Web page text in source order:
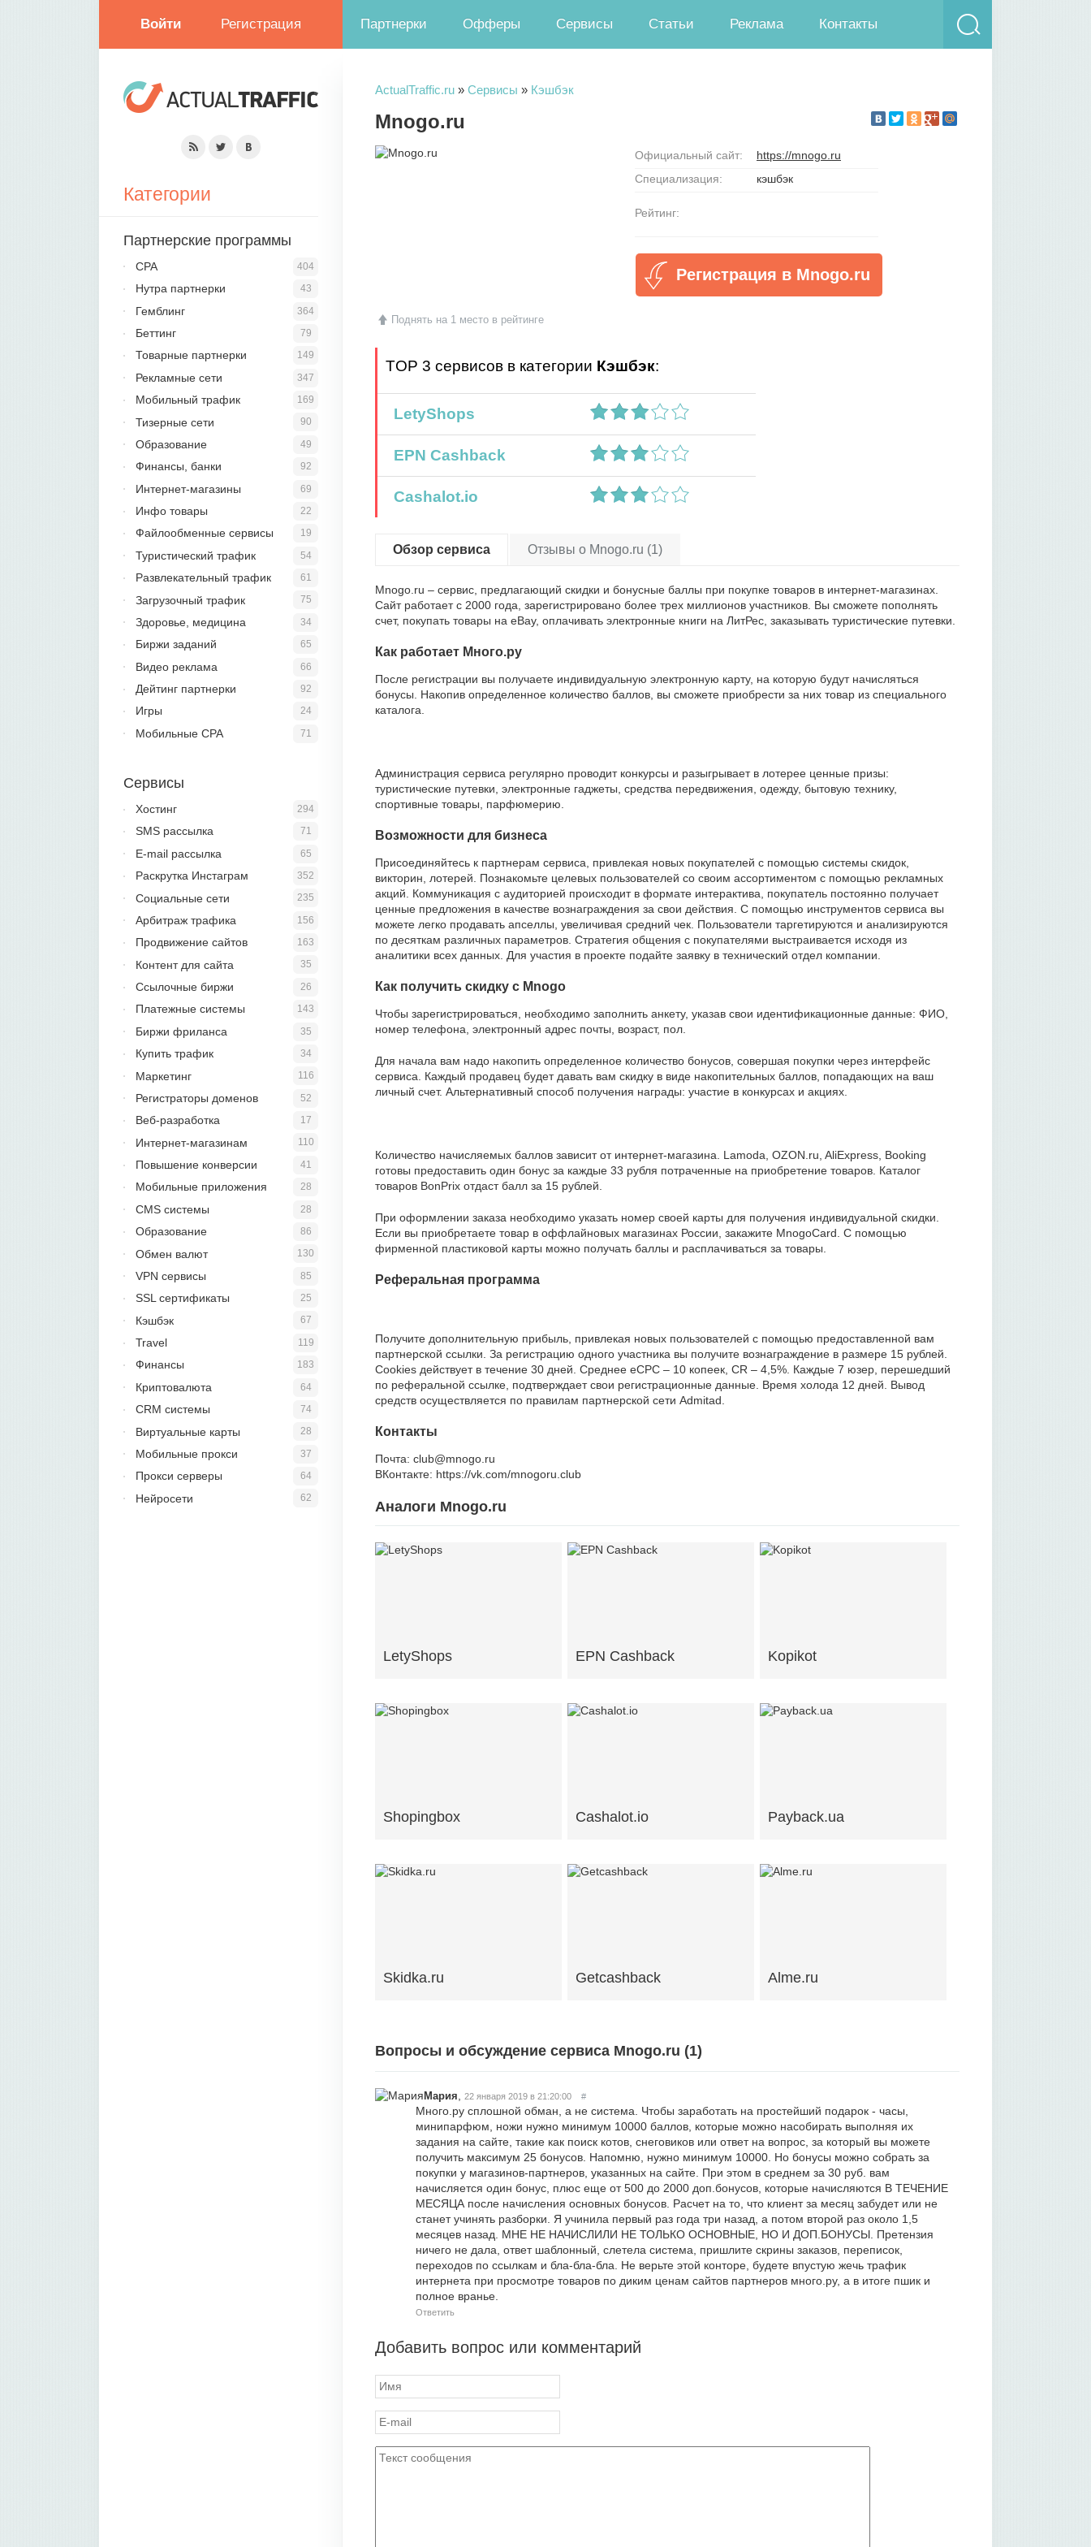
Войти Регистрация Партнерки Офферы Сервисы Статьи Реклама Контакты
ActualTraffic.ru » Сервисы » Кэшбэк
Mnogo.ru
Поднять на 1 место в рейтинге
Официальный сайт:
https://mnogo.ru
Специализация:
кэшбэк
Рейтинг:
Регистрация в Mnogo.ru
TOP 3 сервисов в категории Кэшбэк:
LetyShops
EPN Cashback
Cashalot.io
Обзор сервиса Отзывы о Mnogo.ru (1)
Mnogo.ru – сервис, предлагающий скидки и бонусные баллы при покупке товаров в интернет-магазинах.
Сайт работает с 2000 года, зарегистрировано более трех миллионов участников. Вы сможете пополнять
счет, покупать товары на eBay, оплачивать электронные книги на ЛитРес, заказывать туристические путевки.
Как работает Много.ру
После регистрации вы получаете индивидуальную электронную карту, на которую будут начисляться
бонусы. Накопив определенное количество баллов, вы сможете приобрести за них товар из специального
каталога.
Администрация сервиса регулярно проводит конкурсы и разыгрывает в лотерее ценные призы:
туристические путевки, электронные гаджеты, средства передвижения, одежду, бытовую технику,
спортивные товары, парфюмерию.
Возможности для бизнеса
Присоединяйтесь к партнерам сервиса, привлекая новых покупателей с помощью системы скидок,
викторин, лотерей. Познакомьте целевых пользователей со своим ассортиментом с помощью рекламных
акций. Коммуникация с аудиторией происходит в формате интерактива, покупатель постоянно получает
ценные предложения в качестве вознаграждения за свои действия. С помощью инструментов сервиса вы
можете легко продавать апселлы, увеличивая средний чек. Пользователи таргетируются и анализируются
по десяткам различных параметров. Стратегия общения с покупателями выстраивается исходя из
аналитики всех данных. Для участия в проекте подайте заявку в технический отдел компании.
Как получить скидку с Mnogo
Чтобы зарегистрироваться, необходимо заполнить анкету, указав свои идентификационные данные: ФИО,
номер телефона, электронный адрес почты, возраст, пол.
Для начала вам надо накопить определенное количество бонусов, совершая покупки через интерфейс
сервиса. Каждый продавец будет давать вам скидку в виде накопительных баллов, попадающих на ваш
личный счет. Альтернативный способ получения награды: участие в конкурсах и акциях.
Количество начисляемых баллов зависит от интернет-магазина. Lamoda, OZON.ru, AliExpress, Booking
готовы предоставить один бонус за каждые 33 рубля потраченные на приобретение товаров. Каталог
товаров BonPrix отдаст балл за 15 рублей.
При оформлении заказа необходимо указать номер своей карты для получения индивидуальной скидки.
Если вы приобретаете товар в оффлайновых магазинах России, закажите MnogoCard. С помощью
фирменной пластиковой карты можно получать баллы и расплачиваться за товары.
Реферальная программа
Получите дополнительную прибыль, привлекая новых пользователей с помощью предоставленной вам
партнерской ссылки. За регистрацию одного участника вы получите вознаграждение в размере 15 рублей.
Cookies действует в течение 30 дней. Среднее eCPC – 10 копеек, CR – 4,5%. Каждые 7 юзер, перешедший
по реферальной ссылке, подтверждает свои регистрационные данные. Время холода 12 дней. Вывод
средств осуществляется по правилам партнерской сети Admitad.
Контакты
Почта: club@mnogo.ru
ВКонтакте: https://vk.com/mnogoru.club
Аналоги Mnogo.ru
LetyShops EPN Cashback Kopikot
Shopingbox Cashalot.io Payback.ua
Skidka.ru Getcashback Alme.ru
Вопросы и обсуждение сервиса Mnogo.ru (1)
Мария 22 января 2019 в 21:20:00 #
Много.ру сплошной обман, а не система. Чтобы заработать на простейший подарок - часы,
минипарфюм, ножи нужно минимум 10000 баллов, которые можно насобирать выполняя их
задания на сайте, такие как поиск котов, снеговиков или ответ на вопрос, за который вы можете
получить максимум 25 бонусов. Напомню, нужно минимум 10000. Но бонусы можно собрать за
покупки у магазинов-партнеров, указанных на сайте. При этом в среднем за 30 руб. вам
начисляется один бонус, плюс еще от 500 до 2000 доп.бонусов, которые начисляются В ТЕЧЕНИЕ
МЕСЯЦА после начисления основных бонусов. Расчет на то, что клиент за месяц забудет или не
станет учинять разборки. Я учинила первый раз года три назад, а потом второй раз около 1,5
месяцев назад. МНЕ НЕ НАЧИСЛИЛИ НЕ ТОЛЬКО ОСНОВНЫЕ, НО И ДОП.БОНУСЫ. Претензия
ничего не дала, ответ шаблонный, слетела система, пришлите скрины заказов, переписок,
переходов по ссылкам и бла-бла-бла. Не верьте этой конторе, будете впустую жечь трафик
интернета при просмотре товаров по диким ценам сайтов партнеров много.ру, а в итоге пшик и
полное вранье.
Ответить
Добавить вопрос или комментарий
Категории
Партнерские программы
404
CPA
43
Нутра партнерки
364
Гемблинг
79
Беттинг
149
Товарные партнерки
347
Рекламные сети
169
Мобильный трафик
90
Тизерные сети
49
Образование
92
Финансы, банки
69
Интернет-магазины
22
Инфо товары
19
Файлообменные сервисы
54
Туристический трафик
61
Развлекательный трафик
75
Загрузочный трафик
34
Здоровье, медицина
65
Биржи заданий
66
Видео реклама
92
Дейтинг партнерки
24
Игры
71
Мобильные CPA
Сервисы
294
Хостинг
71
SMS рассылка
65
E-mail рассылка
352
Раскрутка Инстаграм
235
Социальные сети
156
Арбитраж трафика
163
Продвижение сайтов
35
Контент для сайта
26
Ссылочные биржи
143
Платежные системы
35
Биржи фриланса
34
Купить трафик
116
Маркетинг
52
Регистраторы доменов
17
Веб-разработка
110
Интернет-магазинам
41
Повышение конверсии
28
Мобильные приложения
28
CMS системы
86
Образование
130
Обмен валют
85
VPN сервисы
25
SSL сертификаты
67
Кэшбэк
119
Travel
183
Финансы
64
Криптовалюта
74
CRM системы
28
Виртуальные карты
37
Мобильные прокси
64
Прокси серверы
62
Нейросети